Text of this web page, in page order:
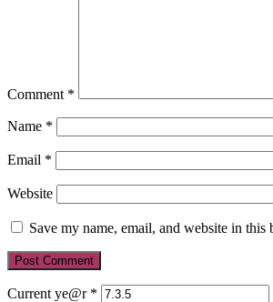
Comment *
Name *
Email *
Website
Save my name, email, and website in
Current ye@r *